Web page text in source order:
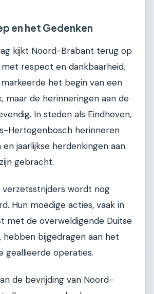
en het Gedenken
kijkt Noord-Brabant terug op
respect en dankbaarheid.
het begin van een
maar de herinneringen aan de
In steden als Eindhoven,
Hertogenbosch herinneren
jaarlijkse herdenkingen aan
gebracht.
verzetsstrijders wordt nog
Hun moedige acties, vaak in
met de overweldigende Duitse
hebben bijgedragen aan het
geallieerde operaties.
de bevrijding van Noord-